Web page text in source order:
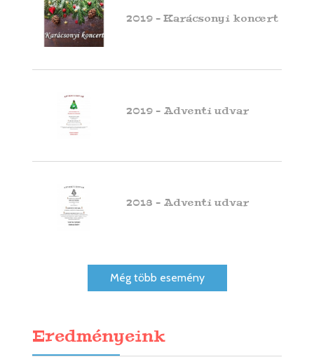
2019 - Karácsonyi koncert
2019 - Adventi udvar
2018 - Adventi udvar
Még több esemény
Eredményeink